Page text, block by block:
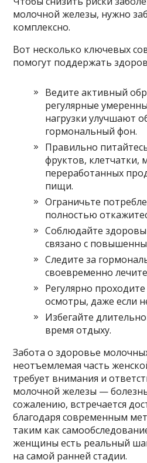
молочной железы, нужно
комплексно.
Вот несколько ключевых
помогут поддержать
Ведите активный
регулярные
нагрузки улучшают
гормональный фон.
Правильно
фруктов, клетчатки,
переработанных
пищи.
Ограничьте
полностью
Соблюдайте
связано с
Следите за
своевременно
Регулярно
осмотры, даже если
Избегайте
время отдыху.
Забота о здоровье
неотъемлемая часть
требует внимания и
молочной железы —
сожалению, встречается
благодаря современным
таким как
женщины есть реальный
на самой ранней стадии.